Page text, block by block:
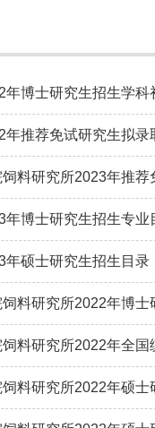
年博士研究生招生学
年推荐免试研究生拟录
料研究所2023年推
年博士研究生招生专业
年硕士研究生招生目录
料研究所2022年博
料研究所2022年全
料研究所2022年硕